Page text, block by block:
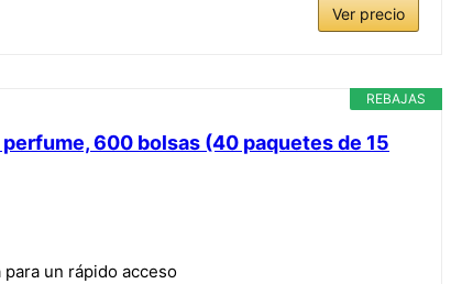
Ver precio
REBAJAS
600 bolsas (40 paquetes de 15
un rápido acceso